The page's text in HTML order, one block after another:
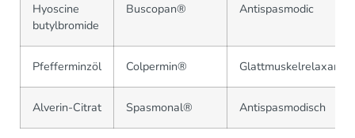
Hyoscine
butylbromide
Buscopan® Antispasmodic
Pfefferminzöl Colpermin® Glattmuskelrelaxans
Alverin-Citrat Spasmonal® Antispasmodisch